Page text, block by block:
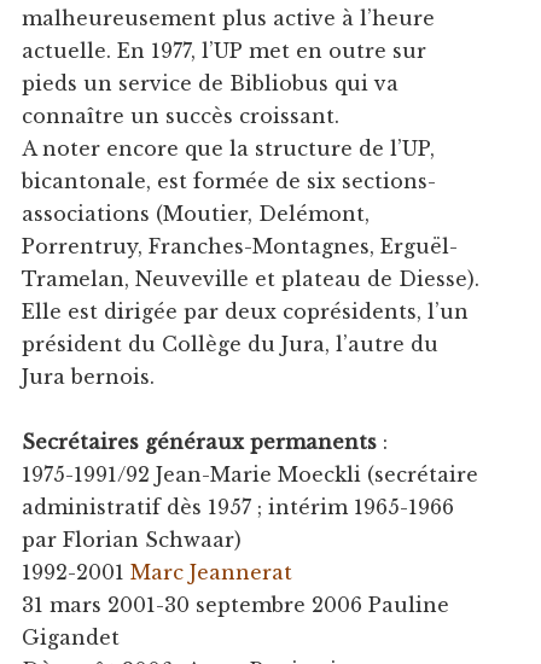
malheureusement plus active à l’heure
actuelle. En 1977, l’UP met en outre sur
pieds un service de Bibliobus qui va
connaître un succès croissant.
A noter encore que la structure de l’UP,
bicantonale, est formée de six sections-
associations (Moutier, Delémont,
Porrentruy, Franches-Montagnes, Erguël-
Tramelan, Neuveville et plateau de Diesse).
Elle est dirigée par deux coprésidents, l’un
président du Collège du Jura, l’autre du
Jura bernois.
Secrétaires généraux permanents:
1975-1991/92 Jean-Marie Moeckli (secrétaire
administratif dès 1957 ; intérim 1965-1966
par Florian Schwaar)
1992-2001 Marc Jeannerat
31 mars 2001-30 septembre 2006 Pauline
Gigandet